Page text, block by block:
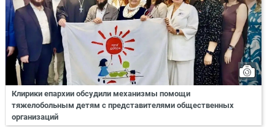
Клирики епархии обсудили механизмы помощи
тяжелобольным детям с представителями общественных
организаций